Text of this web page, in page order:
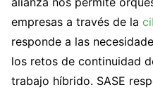
empresas a través de la
responde a las
los retos de continuidad
trabajo híbrido. SASE